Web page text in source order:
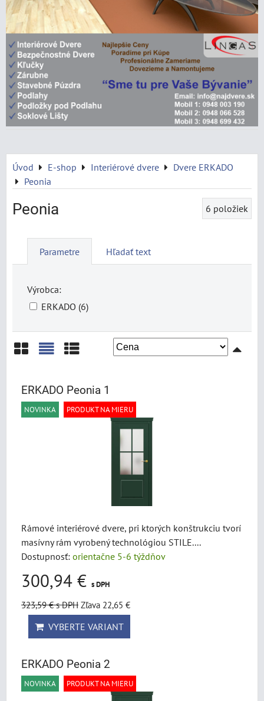
Úvod E-shop Interiérové dvere
Dvere ERKADO
Peonia
Peonia 6 položiek
Parametre Hľadať text
Výrobca:
ERKADO (6)
ERKADO Peonia 1
NOVINKA PRODUKT NA MIERU
Rámové interiérové dvere, pri ktorých konštrukciu tvorí
masívny rám vyrobený technológiou STILE....
Dostupnosť: orientačne 5-6 týždňov
300,94 € s DPH
323,59 €s DPH Zľava 22,65 €
VYBERTE VARIANT
ERKADO Peonia 2
NOVINKA PRODUKT NA MIERU